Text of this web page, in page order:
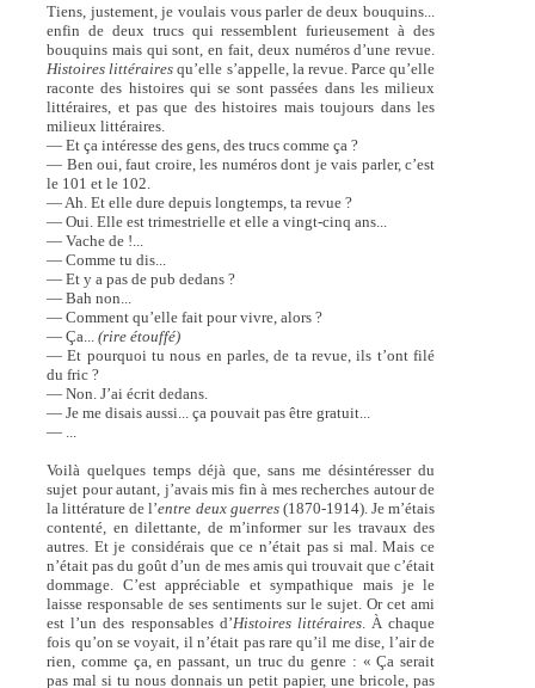
Tiens, justement, je voulais vous parler de deux bouquins...
enfin de deux trucs qui ressemblent furieusement à des
bouquins mais qui sont, en fait, deux numéros d’une revue.
Histoires littéraires qu’elle s’appelle, la revue. Parce qu’elle
raconte des histoires qui se sont passées dans les milieux
littéraires, et pas que des histoires mais toujours dans les
milieux littéraires.
— Et ça intéresse des gens, des trucs comme ça ?
— Ben oui, faut croire, les numéros dont je vais parler, c’est
le 101 et le 102.
— Ah. Et elle dure depuis longtemps, ta revue ?
— Oui. Elle est trimestrielle et elle a vingt-cinq ans...
— Vache de !...
— Comme tu dis...
— Et y a pas de pub dedans ?
— Bah non...
— Comment qu’elle fait pour vivre, alors ?
— Ça...(rire étouffé)
— Et pourquoi tu nous en parles, de ta revue, ils t’ont filé
du fric ?
— Non. J’ai écrit dedans.
— Je me disais aussi... ça pouvait pas être gratuit...
— ...
Voilà quelques temps déjà que, sans me désintéresser du
sujet pour autant, j’avais mis fin à mes recherches autour de
la littérature de l’entre deux guerres(1870-1914). Je m’étais
contenté, en dilettante, de m’informer sur les travaux des
autres. Et je considérais que ce n’était pas si mal. Mais ce
n’était pas du goût d’un de mes amis qui trouvait que c’était
dommage. C’est appréciable et sympathique mais je le
laisse responsable de ses sentiments sur le sujet. Or cet ami
est l’un des responsables d’Histoires littéraires. À chaque
fois qu’on se voyait, il n’était pas rare qu’il me dise, l’air de
rien, comme ça, en passant, un truc du genre : « Ça serait
pas mal si tu nous donnais un petit papier, une bricole, pas